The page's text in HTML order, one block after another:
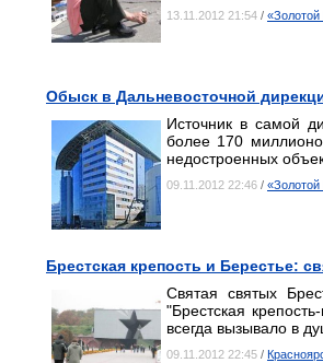
13.11.2012 21:54 / «Золотой
Обыск в Дальневосточной
Источник в самой
более 170
недостроенных
09.11.2012 22:46 / «Золотой
Брестская крепость и Берестье:
Святая святых
"Брестская
всегда вызывало в
09.11.2012 22:45 /